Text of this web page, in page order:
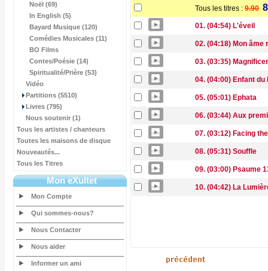
Noël (69)
In English (5)
Bayard Musique (120)
Comédies Musicales (11)
BO Films
Contes/Poésie (14)
Spiritualité/Prière (53)
Vidéo
Partitions (5510)
Livres (795)
Nous soutenir (1)
Tous les artistes / chanteurs
Toutes les maisons de disque
Nouveautés...
Tous les Titres
Mon eXultet
Mon Compte
Qui sommes-nous?
Nous Contacter
Nous aider
Informer un ami
Tous les titres : 9.90
01. (04:54) L'éveil
02. (04:18) Mon âme
03. (03:35)
04. (04:00) Enfant du
05. (05:01) Ephata
06. (03:44) Aux
07. (03:12) Facing
08. (05:31) Souffle
09. (03:00) Psaume
10. (04:42) La